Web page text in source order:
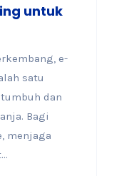
untuk
e-
satu
dan
Bagi
menjaga